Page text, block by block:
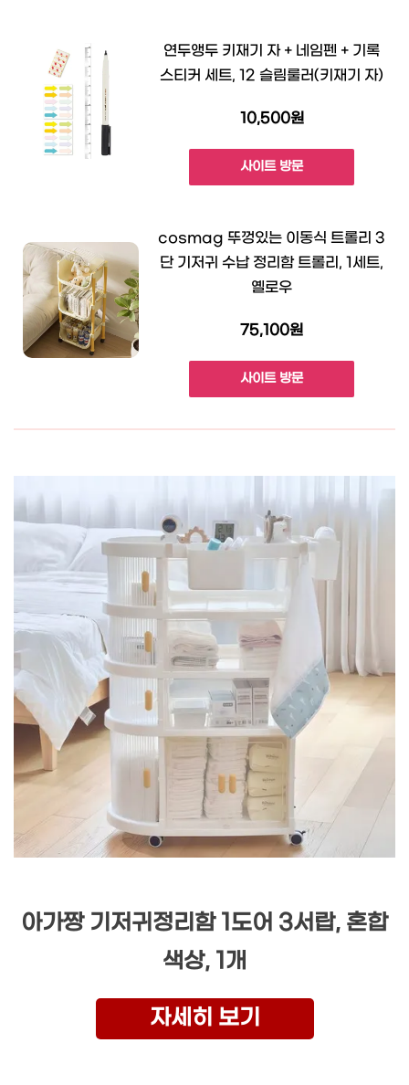
연두앵두 키재기 자 + 네임펜 + 기록
스티커 세트, 12 슬림룰러(키재기 자)
10,500원
사이트 방문
cosmag 뚜껑있는 이동식 트롤리 3
단 기저귀 수납 정리함 트롤리, 1세트,
옐로우
75,100원
사이트 방문
아가짱 기저귀정리함 1도어 3서랍, 혼합
색상, 1개
자세히 보기